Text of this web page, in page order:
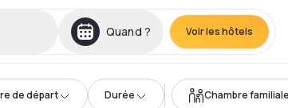
Quand ? Voir les hôtels
de départ Durée Chambre familiale